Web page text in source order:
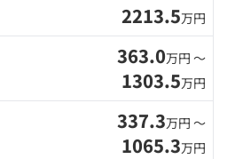
2213.5万円
363.0万円 〜
1303.5万円
337.3万円 〜
1065.3万円